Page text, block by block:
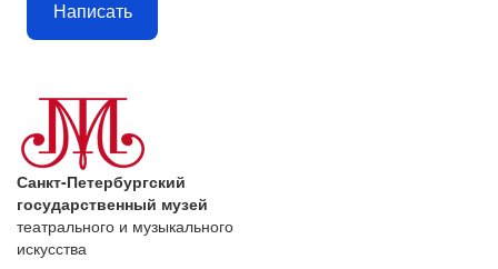
Написать
Санкт-Петербургский
государственный музей
театрального и музыкального
искусства